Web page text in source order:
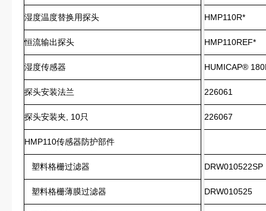
湿度温度替换用探头 HMP110R*
恒流输出探头 HMP110REF*
湿度传感器 HUMICAP®
探头安装法兰 226061
探头安装夹, 10只 226067
HMP110传感器防护部件
塑料格栅过滤器 DRW010522SP
塑料格栅薄膜过滤器 DRW010525